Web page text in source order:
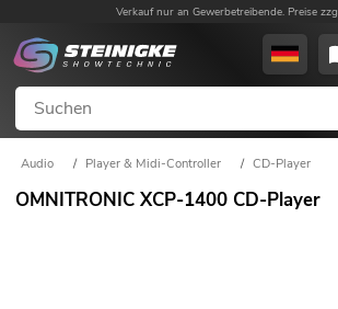
Verkauf nur an Gewerbetreibende. Preise
Audio / Player & Midi-Controller / CD-Player
OMNITRONIC XCP-1400 CD-Player